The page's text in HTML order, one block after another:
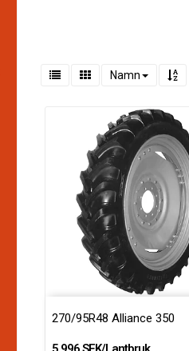
Namn
270/95R48 Alliance 350